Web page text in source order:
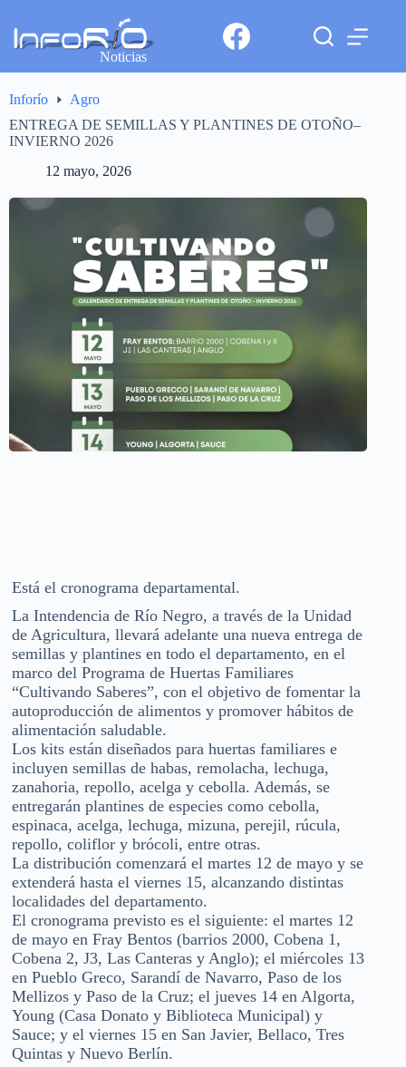
Noticias
Inforío
Agro
ENTREGA DE SEMILLAS Y PLANTINES DE OTOÑO–
INVIERNO 2026
12 mayo, 2026
Está el cronograma departamental.
La Intendencia de Río Negro, a través de la Unidad
de Agricultura, llevará adelante una nueva entrega de
semillas y plantines en todo el departamento, en el
marco del Programa de Huertas Familiares
“Cultivando Saberes”, con el objetivo de fomentar la
autoproducción de alimentos y promover hábitos de
alimentación saludable.
Los kits están diseñados para huertas familiares e
incluyen semillas de habas, remolacha, lechuga,
zanahoria, repollo, acelga y cebolla. Además, se
entregarán plantines de especies como cebolla,
espinaca, acelga, lechuga, mizuna, perejil, rúcula,
repollo, coliflor y brócoli, entre otras.
La distribución comenzará el martes 12 de mayo y se
extenderá hasta el viernes 15, alcanzando distintas
localidades del departamento.
El cronograma previsto es el siguiente: el martes 12
de mayo en Fray Bentos (barrios 2000, Cobena 1,
Cobena 2, J3, Las Canteras y Anglo); el miércoles 13
en Pueblo Greco, Sarandí de Navarro, Paso de los
Mellizos y Paso de la Cruz; el jueves 14 en Algorta,
Young (Casa Donato y Biblioteca Municipal) y
Sauce; y el viernes 15 en San Javier, Bellaco, Tres
Quintas y Nuevo Berlín.